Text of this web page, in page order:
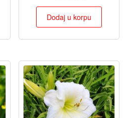
Dodaj u korpu